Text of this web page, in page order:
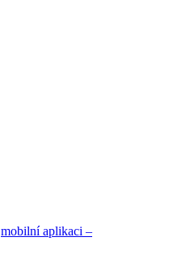
mobilní aplikaci –